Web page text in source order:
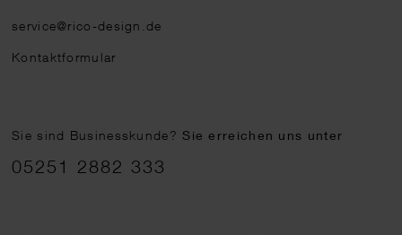
service@rico-design.de
Kontaktformular
Sie sind Businesskunde?Sie erreichen uns unter
05251 2882 333